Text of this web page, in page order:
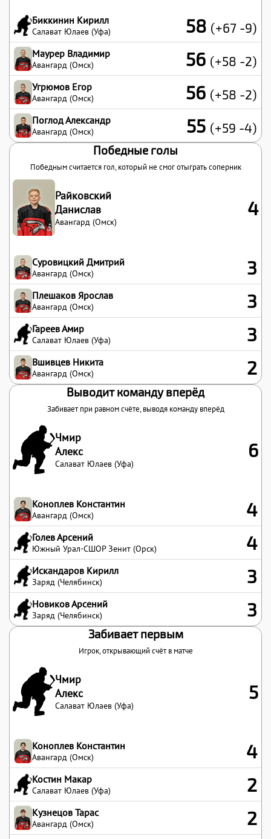
Биккинин Кирилл
Салават Юлаев (Уфа) 58 (+67 -9)
Маурер Владимир
Авангард (Омск) 56 (+58 -2)
Угрюмов Егор
Авангард (Омск) 56 (+58 -2)
Поглод Александр
Авангард (Омск) 55 (+59 -4)
Победные голы
Победным считается гол, который не смог отыграть соперник
Райковский
Данислав
Авангард (Омск)
4
Суровицкий Дмитрий
Авангард (Омск) 3
Плешаков Ярослав
Авангард (Омск) 3
Гареев Амир
Салават Юлаев (Уфа) 3
Вшивцев Никита
Авангард (Омск) 2
Выводит команду вперёд
Забивает при равном счёте, выводя команду вперёд
Чмир
Алекс
Салават Юлаев (Уфа)
6
Коноплев Константин
Авангард (Омск) 4
Голев Арсений
Южный Урал-СШОР Зенит (Орск) 4
Искандаров Кирилл
Заряд (Челябинск) 3
Новиков Арсений
Заряд (Челябинск) 3
Забивает первым
Игрок, открывающий счёт в матче
Чмир
Алекс
Салават Юлаев (Уфа)
5
Коноплев Константин
Авангард (Омск) 4
Костин Макар
Салават Юлаев (Уфа) 2
Кузнецов Тарас
Авангард (Омск) 2